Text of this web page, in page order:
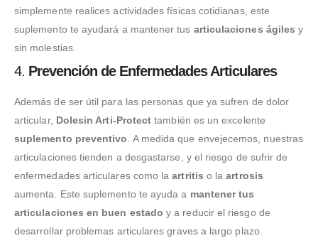
simplemente realices actividades físicas cotidianas, este
suplemento te ayudará a mantener tus articulaciones ágiles y
sin molestias.
4. Prevención de Enfermedades Articulares
Además de ser útil para las personas que ya sufren de dolor
articular, Dolesin Arti-Protect también es un excelente
suplemento preventivo. A medida que envejecemos, nuestras
articulaciones tienden a desgastarse, y el riesgo de sufrir de
enfermedades articulares como laartritis o laartrosis
aumenta. Este suplemento te ayuda a mantener tus
articulaciones en buen estado y a reducir el riesgo de
desarrollar problemas articulares graves a largo plazo.